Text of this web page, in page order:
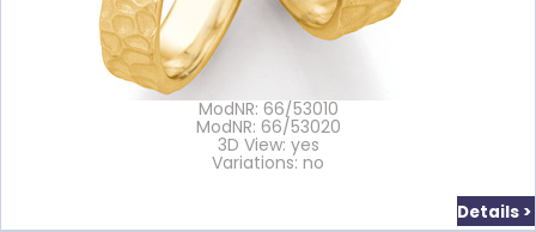
ModNR: 66/53010
ModNR: 66/53020
3D View: yes
Variations: no
Details >